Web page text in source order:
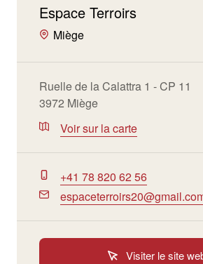
Espace Terroirs
Miège
Ruelle de la Calattra 1 - CP 11
3972 Miège
Voir sur la carte
+41 78 820 62 56
Visiter le site